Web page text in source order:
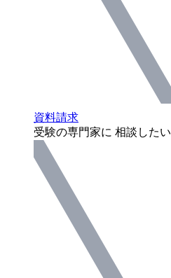
資料請求
受験の専門家に 相談したい